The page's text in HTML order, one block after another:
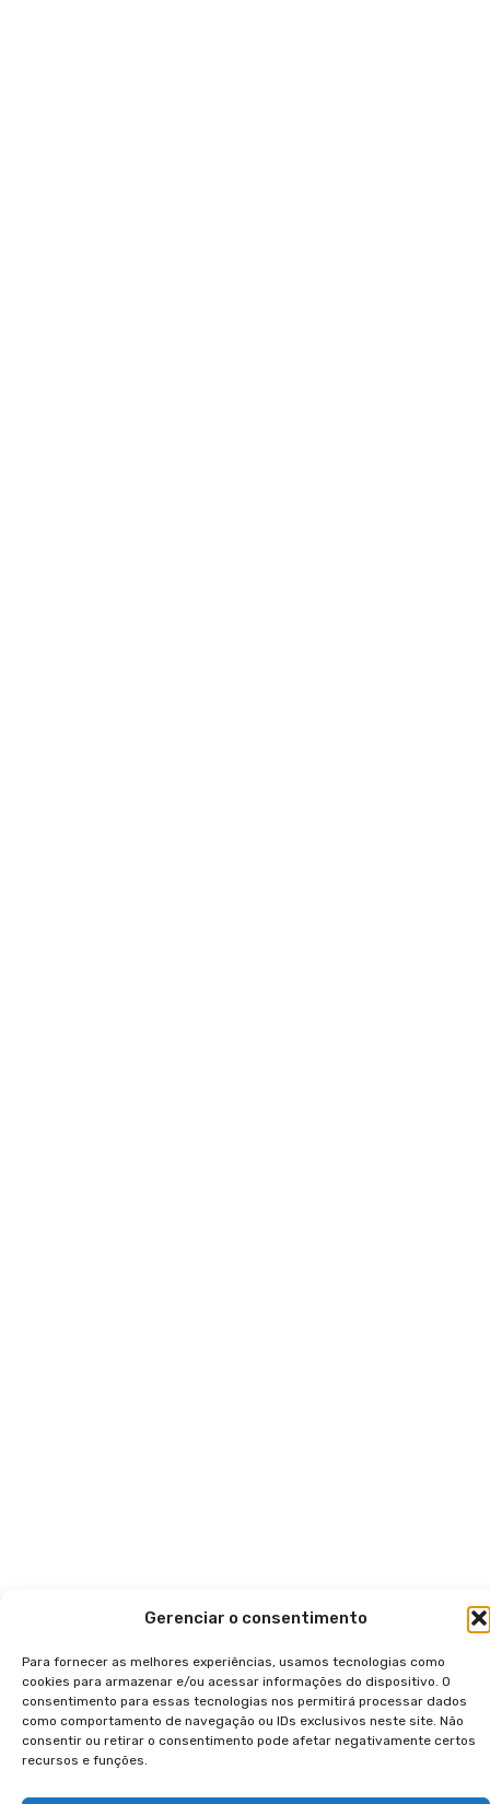
Gerenciar o consentimento
Para fornecer as melhores experiências, usamos tecnologias como
cookies para armazenar e/ou acessar informações do dispositivo. O
consentimento para essas tecnologias nos permitirá processar dados
como comportamento de navegação ou IDs exclusivos neste site. Não
consentir ou retirar o consentimento pode afetar negativamente certos
recursos e funções.